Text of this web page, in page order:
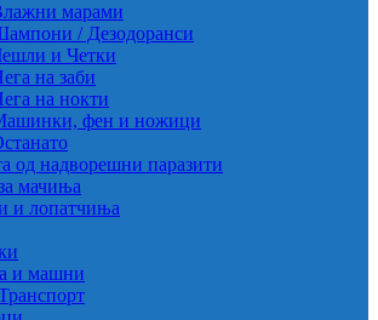
марами
/ Дезодоранси
и Четки
на заби
на нокти
фен и ножици
од надворешни паразити
мачиња
и лопатчиња
и машни